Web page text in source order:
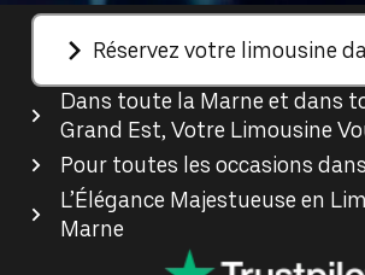
Réservez votre limousine
Dans toute la Marne et dans
Grand Est, Votre Limousine
Pour toutes les occasions
L’Élégance Majestueuse en
Marne